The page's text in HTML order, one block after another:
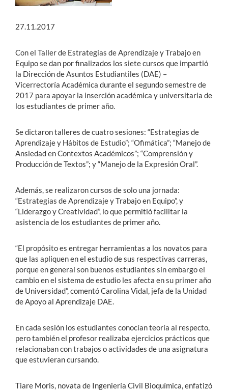
27.11.2017
Con el Taller de Estrategias de Aprendizaje y Trabajo en
Equipo se dan por finalizados los siete cursos que impartió
la Dirección de Asuntos Estudiantiles (DAE) –
Vicerrectoría Académica durante el segundo semestre de
2017 para apoyar la inserción académica y universitaria de
los estudiantes de primer año.
Se dictaron talleres de cuatro sesiones: “Estrategias de
Aprendizaje y Hábitos de Estudio”; “Ofimática”; “Manejo de
Ansiedad en Contextos Académicos”; “Comprensión y
Producción de Textos”; y “Manejo de la Expresión Oral”.
Además, se realizaron cursos de solo una jornada:
“Estrategias de Aprendizaje y Trabajo en Equipo”, y
“Liderazgo y Creatividad”, lo que permitió facilitar la
asistencia de los estudiantes de primer año.
“El propósito es entregar herramientas a los novatos para
que las apliquen en el estudio de sus respectivas carreras,
porque en general son buenos estudiantes sin embargo el
cambio en el sistema de estudio les afecta en su primer año
de Universidad”, comentó Carolina Vidal, jefa de la Unidad
de Apoyo al Aprendizaje DAE.
En cada sesión los estudiantes conocían teoría al respecto,
pero también el profesor realizaba ejercicios prácticos que
relacionaban con trabajos o actividades de una asignatura
que estuvieran cursando.
Tiare Moris, novata de Ingeniería Civil Bioquímica, enfatizó